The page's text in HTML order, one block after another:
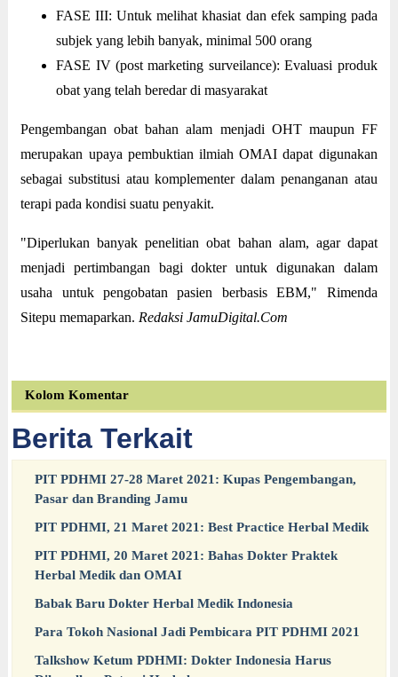
FASE III: Untuk melihat khasiat dan efek samping pada
subjek yang lebih banyak, minimal 500 orang
FASE IV (post marketing surveilance): Evaluasi produk
obat yang telah beredar di masyarakat
Pengembangan obat bahan alam menjadi OHT maupun FF
merupakan upaya pembuktian ilmiah OMAI dapat digunakan
sebagai substitusi atau komplementer dalam penanganan atau
terapi pada kondisi suatu penyakit.
"Diperlukan banyak penelitian obat bahan alam, agar dapat
menjadi pertimbangan bagi dokter untuk digunakan dalam
usaha untuk pengobatan pasien berbasis EBM," Rimenda
Sitepu memaparkan. Redaksi JamuDigital.Com
Kolom Komentar
Berita Terkait
PIT PDHMI 27-28 Maret 2021: Kupas Pengembangan,
Pasar dan Branding Jamu
PIT PDHMI, 21 Maret 2021: Best Practice Herbal Medik
PIT PDHMI, 20 Maret 2021: Bahas Dokter Praktek
Herbal Medik dan OMAI
Babak Baru Dokter Herbal Medik Indonesia
Para Tokoh Nasional Jadi Pembicara PIT PDHMI 2021
Talkshow Ketum PDHMI: Dokter Indonesia Harus